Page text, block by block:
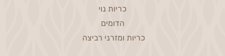
כריות נוי
הדומים
כריות ומזרני רביצה